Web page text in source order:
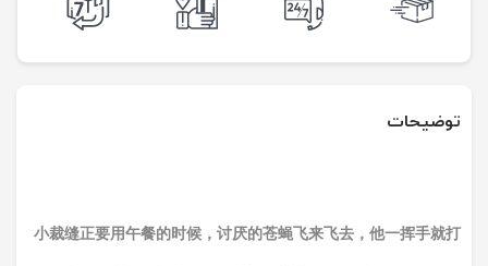
توضیحات
小裁缝正要用午餐的时候，讨厌的苍蝇飞来飞去，他一挥手就打